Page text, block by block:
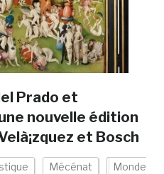
Prado et
nouvelle édition
et Bosch
Mécénat Monde